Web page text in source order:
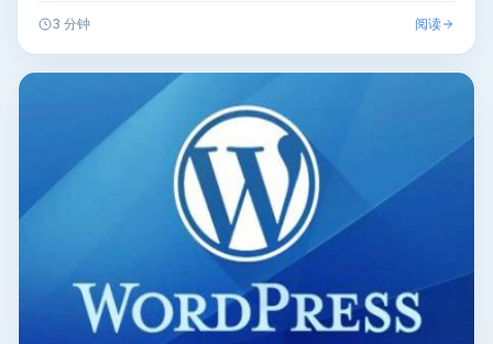
可以提高身体健…
3 分钟 阅读